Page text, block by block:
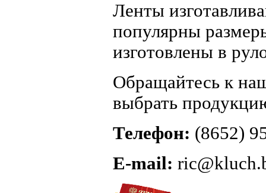
Ленты
популярны
изготовлены в
Обращайтесь к
выбрать
Телефон: (8652)
E-mail: